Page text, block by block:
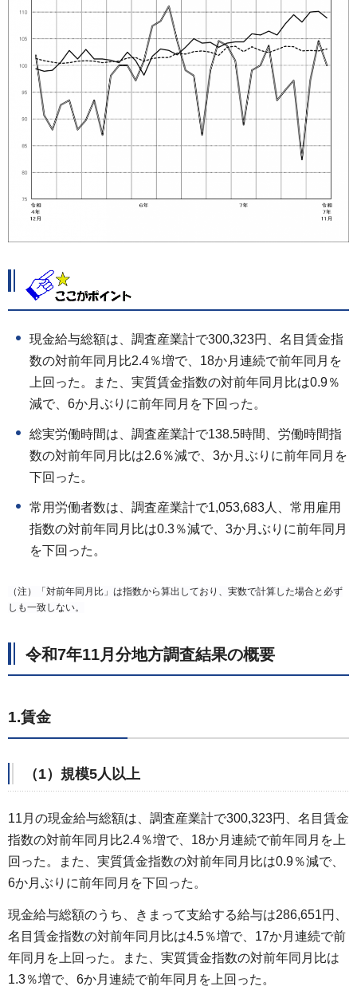
現金給与総額は、調査産業計で300,323円、名目賃金指
数の対前年同月比2.4％増で、18か月連続で前年同月を
上回った。また、実質賃金指数の対前年同月比は0.9％
減で、6か月ぶりに前年同月を下回った。
総実労働時間は、調査産業計で138.5時間、労働時間指
数の対前年同月比は2.6％減で、3か月ぶりに前年同月を
下回った。
常用労働者数は、調査産業計で1,053,683人、常用雇用
指数の対前年同月比は0.3％減で、3か月ぶりに前年同月
を下回った。
（注）「対前年同月比」は指数から算出しており、実数で計算した場合と必ず
しも一致しない。
令和7年11月分地方調査結果の概要
1.賃金
（1）規模5人以上
11月の現金給与総額は、調査産業計で300,323円、名目賃金
指数の対前年同月比2.4％増で、18か月連続で前年同月を上
回った。また、実質賃金指数の対前年同月比は0.9％減で、
6か月ぶりに前年同月を下回った。
現金給与総額のうち、きまって支給する給与は286,651円、
名目賃金指数の対前年同月比は4.5％増で、17か月連続で前
年同月を上回った。また、実質賃金指数の対前年同月比は
1.3％増で、6か月連続で前年同月を上回った。